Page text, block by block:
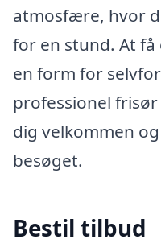
atmosfære, hvor
for en stund. At
en form for
professionel
dig velkommen
besøget.
Bestil tilbud